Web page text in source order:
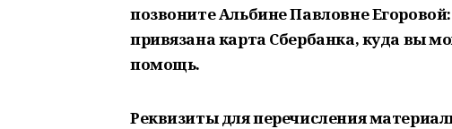
позвоните Альбине Павловне
привязана карта Сбербанка, куда вы
помощь.
Реквизиты для перечисления